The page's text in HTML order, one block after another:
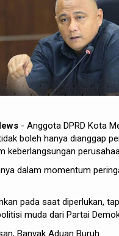
- Anggota DPRD Kota
boleh hanya dianggap
keberlangsungan
dalam momentum
pada saat diperlukan,
muda dari Partai
Banyak Aduan Buruh